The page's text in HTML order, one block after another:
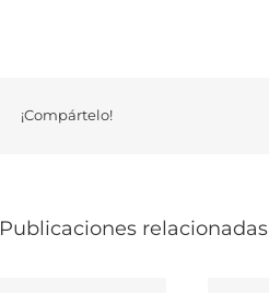
¡Compártelo!
Publicaciones relacionadas